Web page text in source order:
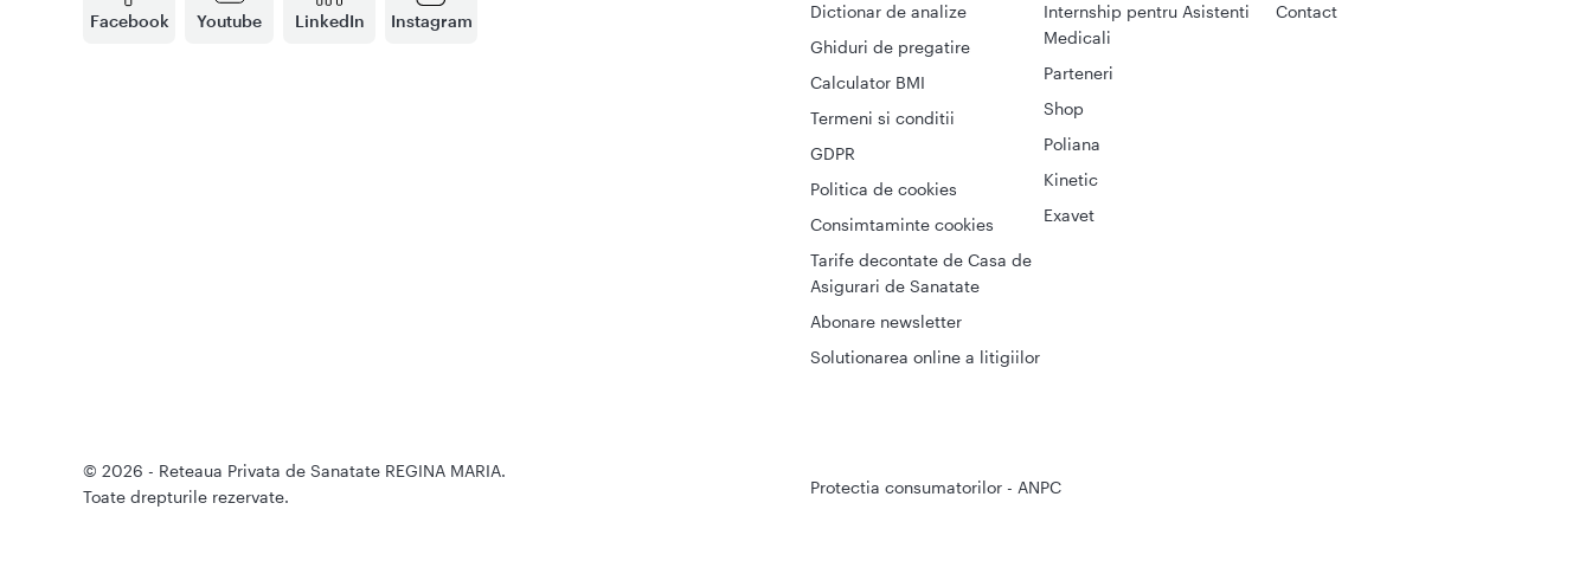
Facebook Youtube LinkedIn Instagram
Dictionar de analize
Ghiduri de pregatire
Calculator BMI
Termeni si conditii
GDPR
Politica de cookies
Consimtaminte cookies
Tarife decontate de Casa de
Asigurari de Sanatate
Abonare newsletter
Solutionarea online a litigiilor
Contact
Internship pentru Asistenti
Medicali
Parteneri
Shop
Poliana
Kinetic
Exavet
Protectia consumatorilor - ANPC
© 2026 - Reteaua Privata de Sanatate REGINA MARIA.
Toate drepturile rezervate.